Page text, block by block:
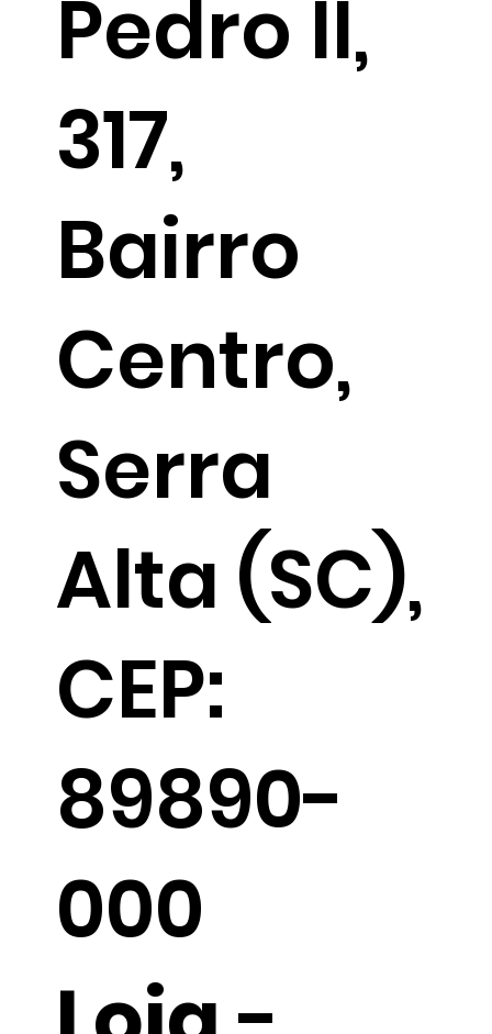
Pedro II,
317,
Bairro
Centro,
Serra
Alta (SC),
CEP:
89890-
000